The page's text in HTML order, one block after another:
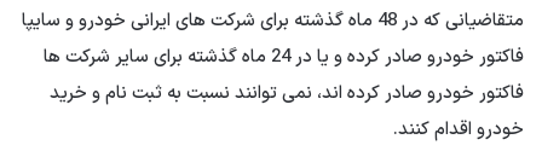
متقاضیانی که در 48 ماه گذشته برای شرکت های ایرانی خودرو و سایپا
فاکتور خودرو صادر کرده و یا در 24 ماه گذشته برای سایر شرکت ها
فاکتور خودرو صادر کرده اند، نمی توانند نسبت به ثبت نام و خرید
خودرو اقدام کنند.